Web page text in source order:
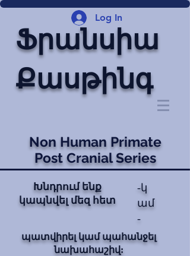
Log In
Ֆրանսիա
Քասթինգ
Non Human Primate
Post Cranial Series
Խնդրում ենք
կապնվել մեզ հետ
-կ
ամ
-
պատվիրել կամ պահանջել
նախահաշիվ: